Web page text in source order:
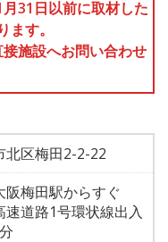
31日以前に取材した
す。
施設へお問い合わせ
北区梅田2-2-22
阪梅田駅からすぐ
速道路1号環状線出入